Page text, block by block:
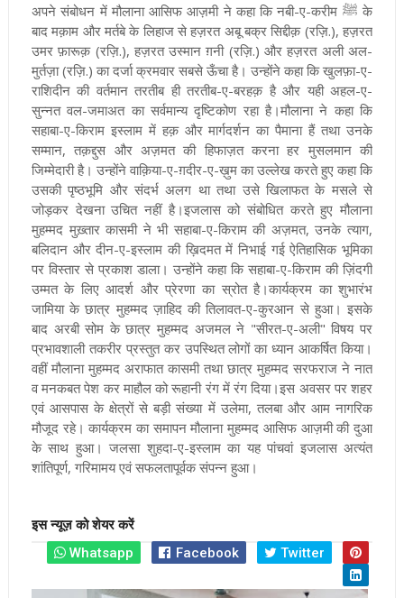
अपने संबोधन में मौलाना आसिफ आज़मी ने कहा कि नबी-ए-करीम ﷺ के
बाद मक़ाम और मर्तबे के लिहाज से हज़रत अबू बक्र सिद्दीक़ (रज़ि.), हज़रत
उमर फ़ारूक़ (रज़ि.), हज़रत उस्मान ग़नी (रज़ि.) और हज़रत अली अल-
मुर्तज़ा (रज़ि.) का दर्जा क्रमवार सबसे ऊँचा है। उन्होंने कहा कि खुलफ़ा-ए-
राशिदीन की वर्तमान तरतीब ही तरतीब-ए-बरहक़ है और यही अहल-ए-
सुन्नत वल-जमाअत का सर्वमान्य दृष्टिकोण रहा है।मौलाना ने कहा कि
सहाबा-ए-किराम इस्लाम में हक़ और मार्गदर्शन का पैमाना हैं तथा उनके
सम्मान, तक़द्दुस और अज़मत की हिफाज़त करना हर मुसलमान की
जिम्मेदारी है। उन्होंने वाक़िया-ए-ग़दीर-ए-ख़ुम का उल्लेख करते हुए कहा कि
उसकी पृष्ठभूमि और संदर्भ अलग था तथा उसे खिलाफत के मसले से
जोड़कर देखना उचित नहीं है।इजलास को संबोधित करते हुए मौलाना
मुहम्मद मुख़्तार कासमी ने भी सहाबा-ए-किराम की अज़मत, उनके त्याग,
बलिदान और दीन-ए-इस्लाम की ख़िदमत में निभाई गई ऐतिहासिक भूमिका
पर विस्तार से प्रकाश डाला। उन्होंने कहा कि सहाबा-ए-किराम की ज़िंदगी
उम्मत के लिए आदर्श और प्रेरणा का स्रोत है।कार्यक्रम का शुभारंभ
जामिया के छात्र मुहम्मद ज़ाहिद की तिलावत-ए-कुरआन से हुआ। इसके
बाद अरबी सोम के छात्र मुहम्मद अजमल ने "सीरत-ए-अली" विषय पर
प्रभावशाली तकरीर प्रस्तुत कर उपस्थित लोगों का ध्यान आकर्षित किया।
वहीं मौलाना मुहम्मद अराफात कासमी तथा छात्र मुहम्मद सरफराज ने नात
व मनकबत पेश कर माहौल को रूहानी रंग में रंग दिया।इस अवसर पर शहर
एवं आसपास के क्षेत्रों से बड़ी संख्या में उलेमा, तलबा और आम नागरिक
मौजूद रहे। कार्यक्रम का समापन मौलाना मुहम्मद आसिफ आज़मी की दुआ
के साथ हुआ। जलसा शुहदा-ए-इस्लाम का यह पांचवां इजलास अत्यंत
शांतिपूर्ण, गरिमामय एवं सफलतापूर्वक संपन्न हुआ।
इस न्यूज़ को शेयर करें
Whatsapp
Facebook Twitter